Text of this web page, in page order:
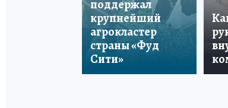
поддержал
крупнейший
агрокластер
страны «Фуд
Сити»